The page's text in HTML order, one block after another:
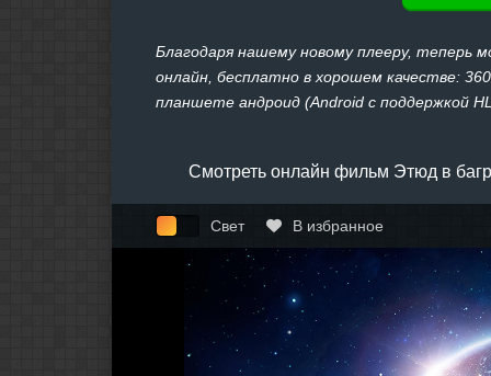
Благодаря нашему новому плееру,
онлайн, бесплатно в хорошем качестве:
планшете андроид (Android с поддержкой
Смотреть онлайн фильм Этюд в
Свет В избранное